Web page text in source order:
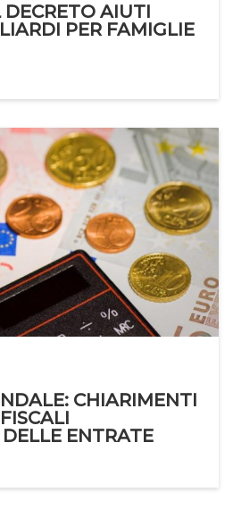
DECRETO AIUTI
PER FAMIGLIE
CHIARIMENTI
ENTRATE